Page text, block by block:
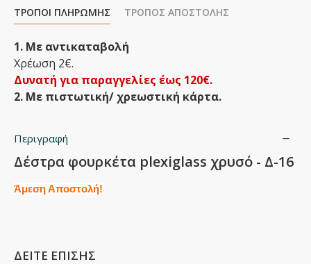
ΤΡΌΠΟΙ ΠΛΗΡΩΜΉΣ ΤΡΌΠΟΣ ΑΠΟΣΤΟΛΉΣ
1. Με αντικαταβολή
Χρέωση 2€.
Δυνατή για παραγγελίες έως 120€.
2. Με πιστωτική/ χρεωστική κάρτα.
Περιγραφή
Δέστρα φουρκέτα plexiglass χρυσό - Δ-16
Άμεση Αποστολή!
ΔΕΙΤΕ ΕΠΙΣΗΣ